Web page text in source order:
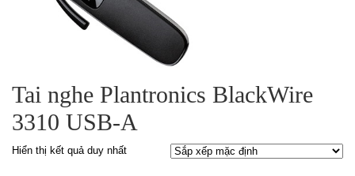
Tai nghe Plantronics BlackWire
3310 USB-A
Hiển thị kết quả duy nhất